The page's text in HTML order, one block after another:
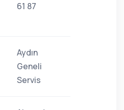
61 87
Aydın
Geneli
Servis